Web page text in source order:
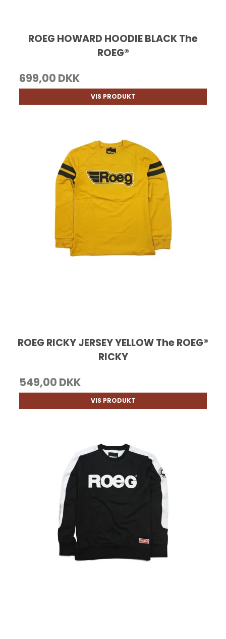
ROEG HOWARD HOODIE BLACK The
ROEG®
699,00 DKK
VIS PRODUKT
ROEG RICKY JERSEY YELLOW The ROEG®
RICKY
549,00 DKK
VIS PRODUKT